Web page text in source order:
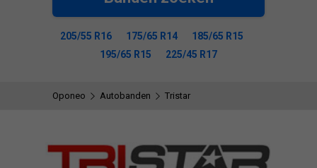
205/55 R16 175/65 R14
185/65 R15
195/65 R15
225/45 R17
Oponeo Autobanden Tristar